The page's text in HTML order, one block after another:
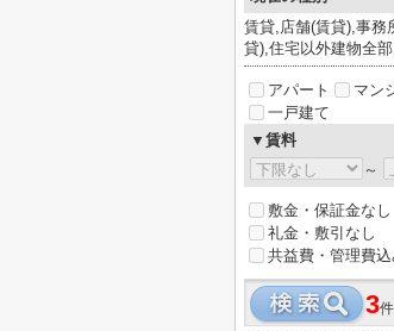
賃貸,店舗(賃貸),事務
貸),住宅以外建物全
アパート
マン
一戸建て
▼賃料
～
敷金・保証金なし
礼金・敷引なし
共益費・管理費
3